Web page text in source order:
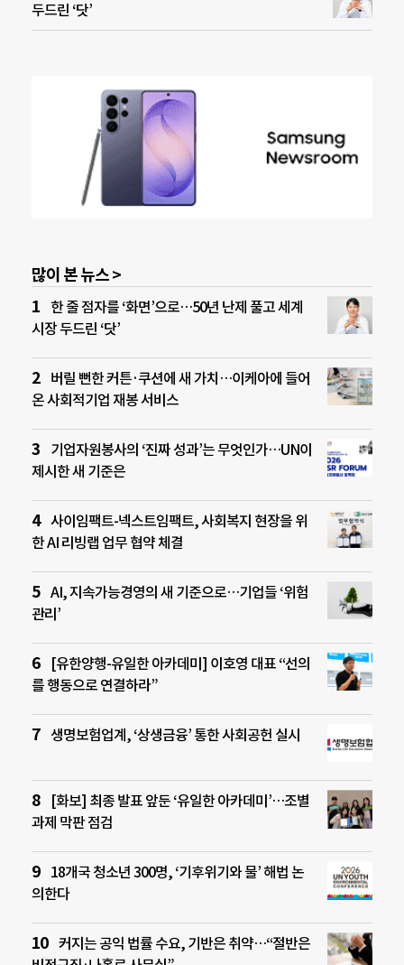
두드린 ‘닷’
많이 본 뉴스 >
한 줄 점자를 ‘화면’으로…50년 난제 풀고 세계
시장 두드린 ‘닷’
버릴 뻔한 커튼·쿠션에 새 가치…이케아에 들어
온 사회적기업 재봉 서비스
기업자원봉사의 ‘진짜 성과’는 무엇인가…UN이
제시한 새 기준은
사이임팩트-넥스트임팩트, 사회복지 현장을 위
한 AI 리빙랩 업무 협약 체결
AI, 지속가능경영의 새 기준으로…기업들 ‘위험
관리’
[유한양행-유일한 아카데미] 이호영 대표 “선의
를 행동으로 연결하라”
생명보험업계, ‘상생금융’ 통한 사회공헌 실시
[화보] 최종 발표 앞둔 ‘유일한 아카데미’…조별
과제 막판 점검
18개국 청소년 300명, ‘기후위기와 물’ 해법 논
의한다
커지는 공익 법률 수요, 기반은 취약…“절반은